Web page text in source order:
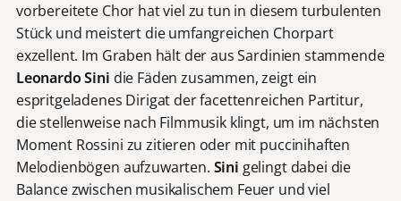
vorbereitete Chor hat viel zu tun in diesem turbulenten
Stück und meistert die umfangreichen Chorpart
exzellent. Im Graben hält der aus Sardinien stammende
Leonardo Sini die Fäden zusammen, zeigt ein
espritgeladenes Dirigat der facettenreichen Partitur,
die stellenweise nach Filmmusik klingt, um im nächsten
Moment Rossini zu zitieren oder mit puccinihaften
Melodienbögen aufzuwarten. Sini gelingt dabei die
Balance zwischen musikalischem Feuer und viel